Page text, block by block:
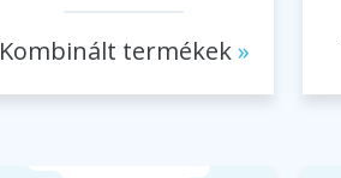
Kombinált termékek